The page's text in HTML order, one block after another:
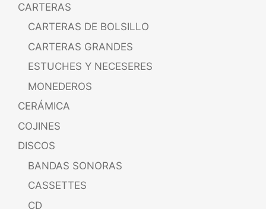
CARTERAS
CARTERAS DE BOLSILLO
CARTERAS GRANDES
ESTUCHES Y NECESERES
MONEDEROS
CERÁMICA
COJINES
DISCOS
BANDAS SONORAS
CASSETTES
CD